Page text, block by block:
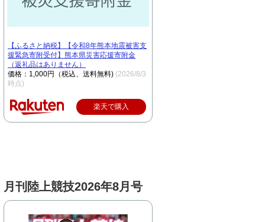
【ふるさと納税】【令和8年熊本地震被害支
援緊急寄附受付】熊本県災害応援寄附金
（返礼品はありません）
価格：1,000円（税込、送料無料) (2026/8/3
時点)
楽天で購入
月刊陸上競技2026年8月号